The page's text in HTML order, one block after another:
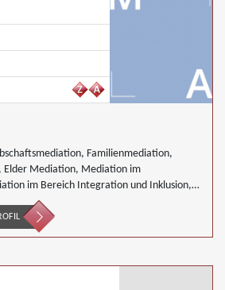
Familienmediation,
Elder Mediation, Mediation im
im Bereich Integration und Inklusion,
Interkulturelle Mediation, gewerblicher
Versicherungsbereich, Mediation in der
von Generationskonflikten, Mediation bei
Gruppenkonflikten, Mediation von
Mediation in der Wohnungswirtschaft,